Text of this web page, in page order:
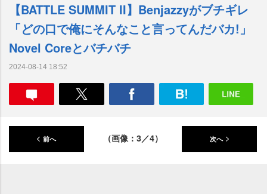
【BATTLE SUMMIT II】Benjazzyがブチギレ
「どの口で俺にそんなこと言ってんだバカ!」
Novel Coreとバチバチ
2024-08-14 18:52
前へ （画像：3／4） 次へ